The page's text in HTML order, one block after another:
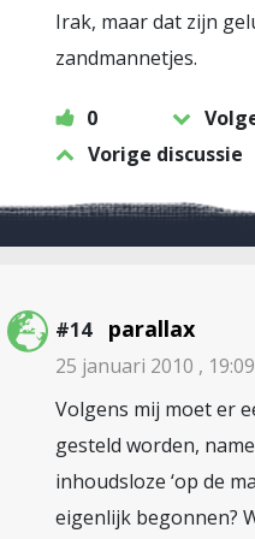
Irak, maar dat zijn
zandmannetjes.
0
Vorige discussie
#14 parallax
25 januari 2010 , 19:09
Volgens mij moet er
gesteld worden,
inhoudsloze ‘op de
eigenlijk begonnen?